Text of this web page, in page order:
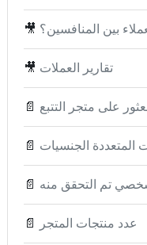
🎥 بين المنافسين؟
🎥 تقارير العملات
📄 على متجر التتبع
📄 المتعددة الجنسيات
📄 تم التحقق منه
📄 عدد منتجات المتجر